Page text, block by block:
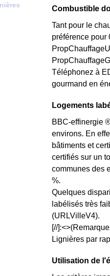
Combustible
Tant pour le
préférence pour
Téléphonez à
gourmand en
Logements
BBC-effinergie
environs. En
bâtiments et
certifiés sur un
communes des
%.
Quelques
labélisés très
(URLVilleV4).
[//
Lignières par
Utilisation de